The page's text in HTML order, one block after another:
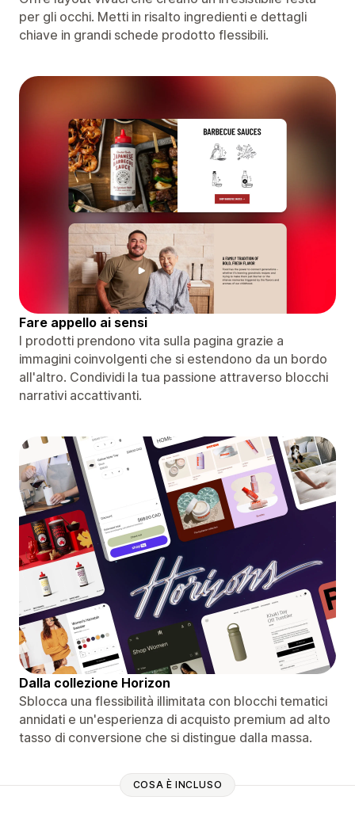
per gli occhi. Metti in risalto ingredienti e dettagli
chiave in grandi schede prodotto flessibili.
Fare appello ai sensi
I prodotti prendono vita sulla pagina grazie a
immagini coinvolgenti che si estendono da un bordo
all'altro. Condividi la tua passione attraverso blocchi
narrativi accattivanti.
Dalla collezione Horizon
Sblocca una flessibilità illimitata con blocchi tematici
annidati e un'esperienza di acquisto premium ad alto
tasso di conversione che si distingue dalla massa.
COSA È INCLUSO